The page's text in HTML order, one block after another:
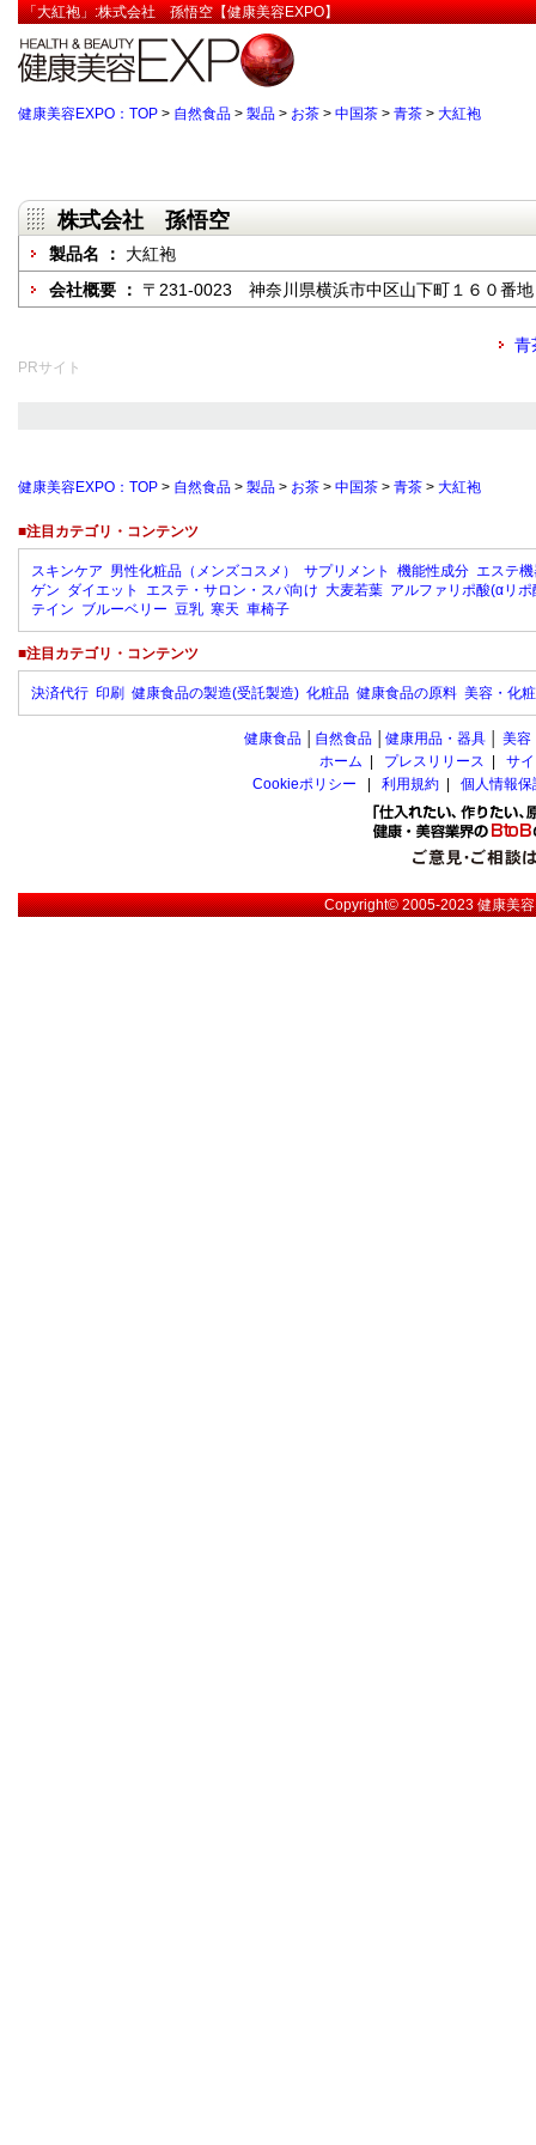
「大紅袍」:株式会社 孫悟空【健康美容EXPO】
健康美容EXPO：TOP > 自然食品 > 製品 > お茶 > 中国茶 > 青茶 > 大紅袍
株式会社 孫悟空
製品名 ： 大紅袍
会社概要 ： 〒231-0023 神奈川県横浜市中区山下町１６０番地
青
PRサイト
健康美容EXPO：TOP > 自然食品 > 製品 > お茶 > 中国茶 > 青茶 > 大紅袍
■注目カテゴリ・コンテンツ
スキンケア 男性化粧品（メンズコスメ） サプリメント 機能性成分 エステ
ゲン ダイエット エステ・サロン・スパ向け 大麦若葉 アルファリポ酸(αリポ
テイン ブルーベリー 豆乳 寒天 車椅子
■注目カテゴリ・コンテンツ
決済代行 印刷 健康食品の製造(受託製造) 化粧品 健康食品の原料 美容・化
健康食品 自然食品 健康用品・器具 美容
ホーム
プレスリリース
サ
Cookieポリシー
利用規約 個人情報
Copyright© 2005-2023健康美